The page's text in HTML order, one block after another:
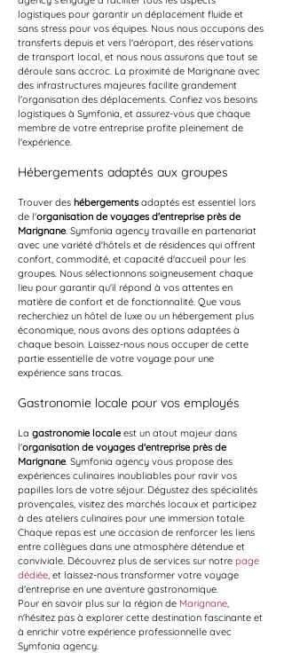
logistiques pour garantir un déplacement fluide et
sans stress pour vos équipes. Nous nous occupons des
transferts depuis et vers l'aéroport, des réservations
de transport local, et nous nous assurons que tout se
déroule sans accroc. La proximité de Marignane avec
des infrastructures majeures facilite grandement
l'organisation des déplacements. Confiez vos besoins
logistiques à Symfonia, et assurez-vous que chaque
membre de votre entreprise profite pleinement de
l'expérience.
Hébergements adaptés aux groupes
Trouver des hébergements adaptés est essentiel lors
de l'organisation de voyages d'entreprise près de
Marignane. Symfonia agency travaille en partenariat
avec une variété d'hôtels et de résidences qui offrent
confort, commodité, et capacité d'accueil pour les
groupes. Nous sélectionnons soigneusement chaque
lieu pour garantir qu'il répond à vos attentes en
matière de confort et de fonctionnalité. Que vous
recherchiez un hôtel de luxe ou un hébergement plus
économique, nous avons des options adaptées à
chaque besoin. Laissez-nous nous occuper de cette
partie essentielle de votre voyage pour une
expérience sans tracas.
Gastronomie locale pour vos employés
La gastronomie locale est un atout majeur dans
l'organisation de voyages d'entreprise près de
Marignane. Symfonia agency vous propose des
expériences culinaires inoubliables pour ravir vos
papilles lors de votre séjour. Dégustez des spécialités
provençales, visitez des marchés locaux et participez
à des ateliers culinaires pour une immersion totale.
Chaque repas est une occasion de renforcer les liens
entre collègues dans une atmosphère détendue et
conviviale. Découvrez plus de services sur notre page
dédiée, et laissez-nous transformer votre voyage
d'entreprise en une aventure gastronomique.
Pour en savoir plus sur la région de Marignane,
n'hésitez pas à explorer cette destination fascinante et
à enrichir votre expérience professionnelle avec
Symfonia agency.